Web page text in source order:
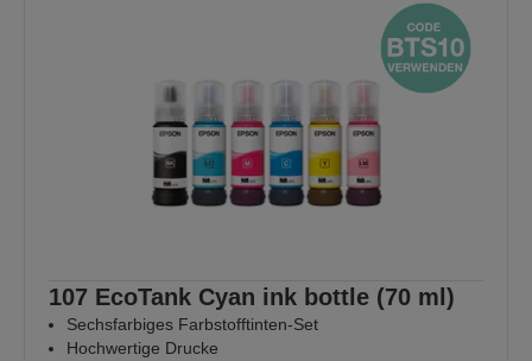
107 EcoTank Cyan ink bottle (70 ml)
Sechsfarbiges Farbstofftinten-Set
Hochwertige Drucke